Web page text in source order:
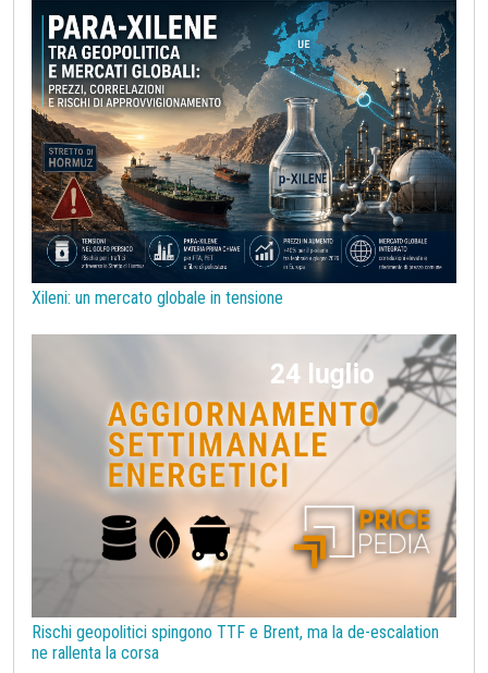
Piombo Plastiche ed Elastomeri Poliammide
Policarbonati Polietilene tereftalato (PET) Polipropilene
Politica monetaria Poliuretani Previsioni Preziosi
Prezzi alla Produzione USA Prezzi reali Prezzi vischiosi
Procurement Prodotti congiunti
Prodotti di base per costruzioni Rame
Sanzioni UE alla Russia Semiconduttori Should Cost
Silicio Stagno Strumenti Superciclo
Tensioattivi
Termoplastiche di base
Zinco
covid19lab melamina
Xileni: un mercato globale in tensione
Rischi geopolitici spingono TTF e Brent, ma la de-escalation
ne rallenta la corsa